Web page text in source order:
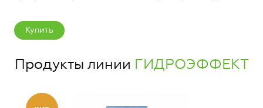
Купить
Продукты линии ГИДРОЭФФЕКТ